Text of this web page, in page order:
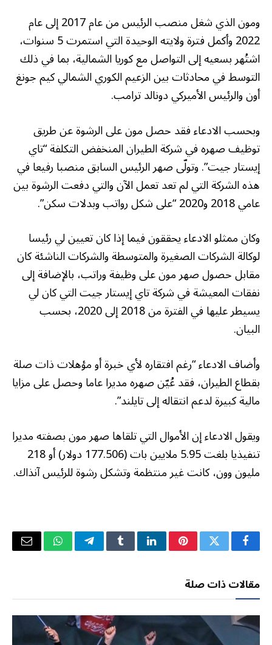
ومون الذي شغل منصب الرئيس من عام 2017 إلى عام
2022 وأكمل فترة ولايته الوحيدة التي استمرت 5 سنوات،
اشتُهر بسعيه إلى التواصل مع كوريا الشمالية، بما في ذلك
التوسط في محادثات بين الزعيم الكوري الشمالي كيم جونغ
أون والرئيس الأميركي دونالد ترامب.
وبحسب الادعاء فقد حصل مون على الرشوة عن طريق
توظيف صهره في شركة الطيران المنخفض التكلفة “تاي
إيستار جيت”. وتولّى صهر الرئيس السابق منصبا رفيعا في
هذه الشركة التي لم تعد تعمل الآن والتي دفعت الرشوة بين
عامي 2018 و2020 “على شكل رواتب وبدلات سكن”.
وكان ممثلو الادعاء يحققون فيما إذا كان تعيين لي رئيسا
لوكالة الشركات الصغيرة والمتوسطة والشركات الناشئة كان
مقابل حصول صهر مون على وظيفة وراتب، بالإضافة إلى
نفقات المعيشة في شركة تاي إيستار جيت التي كان لي
يسيطر عليها في الفترة من 2018 إلى 2020، بحسب
البيان.
وأضاف الادعاء “رغم افتقاره لأي خبرة أو مؤهلات ذات صلة
بقطاع الطيران، فقد عُيّن صهره مديرا عاما وحصل على مزايا
مالية كبيرة لدعم انتقاله إلى تايلند”.
ويقول الادعاء إن الأموال التي تلقاها صهر مون بصفته مديرا
تنفيذيا بلغت 5.95 ملايين بات (177.506 دولار) أو 218
مليون وون، كانت غير منتظمة وتشكل رشوة للرئيس آنذاك.
فيسبوكتويتر بينتيريستلينكدإنTumblrتيلقرامواتسابالبريد
مقالات ذات صلة